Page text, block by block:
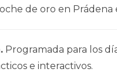
de oro en Prádena
Programada para los
e interactivos.